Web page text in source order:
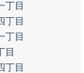
丁目
丁目
丁目
目
丁目